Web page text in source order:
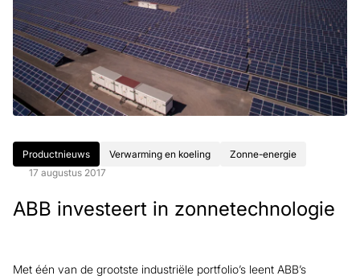
Productnieuws Verwarming en koeling
Zonne-energie
17 augustus 2017
ABB investeert in zonnetechnologie
Met één van de grootste industriële portfolio’s leent ABB’s